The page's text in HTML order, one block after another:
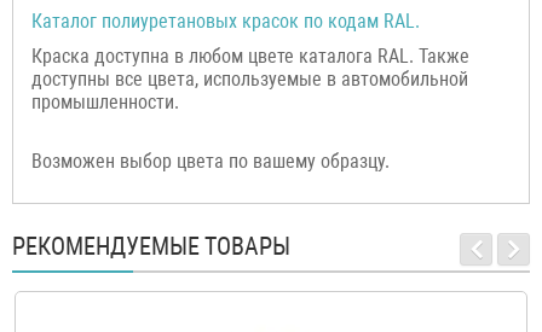
Каталог полиуретановых красок по кодам RAL.
Краска доступна в любом цвете каталога RAL. Также
доступны все цвета, используемые в автомобильной
промышленности.
Возможен выбор цвета по вашему образцу.
РЕКОМЕНДУЕМЫЕ ТОВАРЫ